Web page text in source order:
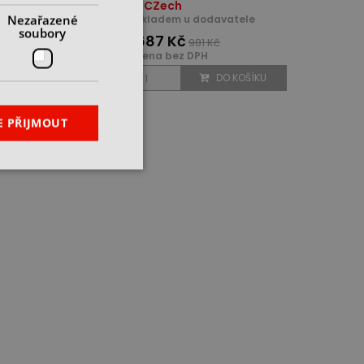
u dodavatele
939 Kč
DO KOŠÍKU
4CZech
skladem u dodavatele
687 Kč981 Kč
cena bez DPH
DO KOŠÍKU
Nezařazené
soubory
PŘIJMOUT